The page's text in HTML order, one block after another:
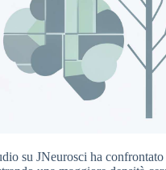
su JNeurosci ha